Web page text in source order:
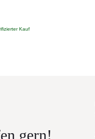
Kauf
gern!